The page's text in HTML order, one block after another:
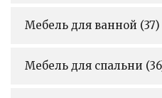
Мебель для ванной (37)
Мебель для спальни